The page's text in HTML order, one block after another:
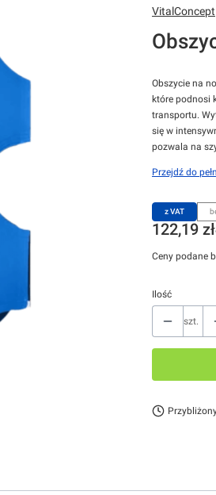
VitalConcept
Obszycie na
które podnosi
transportu.
się w
pozwala na
Przejdź do
z VAT
Cena
122,19 zł
Ceny podane
Ilość
szt.